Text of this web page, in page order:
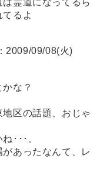
るよ
：2009/09/08(火)
な？
区の話題、おじゃ
･･･。
あったなんて、レ